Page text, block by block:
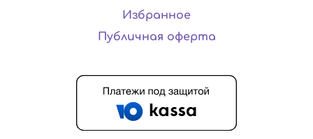
Избранное
Публичная оферта